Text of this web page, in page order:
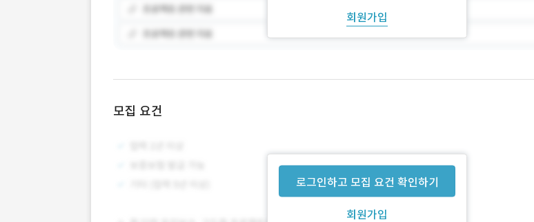
회원가입
모집 요건
로그인하고 모집 요건 확인하기
회원가입